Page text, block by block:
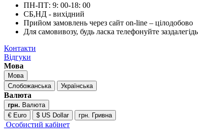
ПН-ПТ: 9: 00-18: 00
СБ,НД - вихідний
Прийом замовлень через сайт on-line – цілодобово
Для самовивозу, будь ласка телефонуйте заздалегідь
Контакти
Відгуки
Мова
Мова
Слобожанська
Українська
Валюта
грн. Валюта
€ Euro
$ US Dollar грн. Гривна
Особистий кабінет